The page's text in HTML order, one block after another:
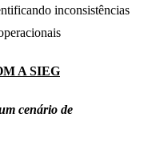
inconsistências
A SIEG
cenário de